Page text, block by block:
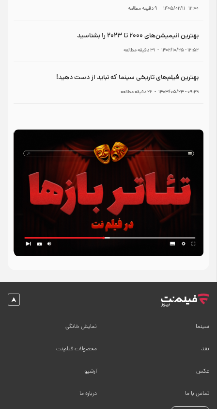
۱۲:۰۰ - ۱۴۰۵/۰۲/۱۱ -
9دقیقه مطالعه
بهترین انیمیشن‌های ۲۰۰۰ تا ۲۰۲۳ را بشناسید
۱۲:۵۲ - ۱۴۰۲/۱۰/۲۵ -
31دقیقه مطالعه
بهترین فیلم‌های تاریخی سینما که نباید از دست دهید!
۰۹:۲۹ - ۱۴۰۳/۰۵/۲۳ -
26دقیقه مطالعه
سینما
نقد
عکس
تماس با ما
نمایش خانگی
محصولات فیلم‌نت
آرشیو
درباره ما